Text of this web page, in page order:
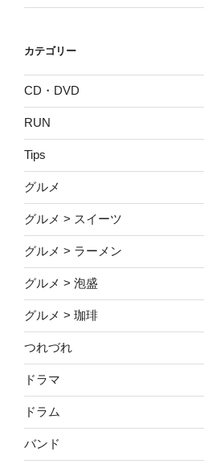
カテゴリー
CD・DVD
RUN
Tips
グルメ
グルメ > スイーツ
グルメ > ラーメン
グルメ > 泡盛
グルメ > 珈琲
つれづれ
ドラマ
ドラム
バンド